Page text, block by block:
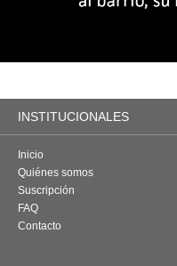
INSTITUCIONALES
Inicio
Quiénes somos
Suscripción
FAQ
Contacto